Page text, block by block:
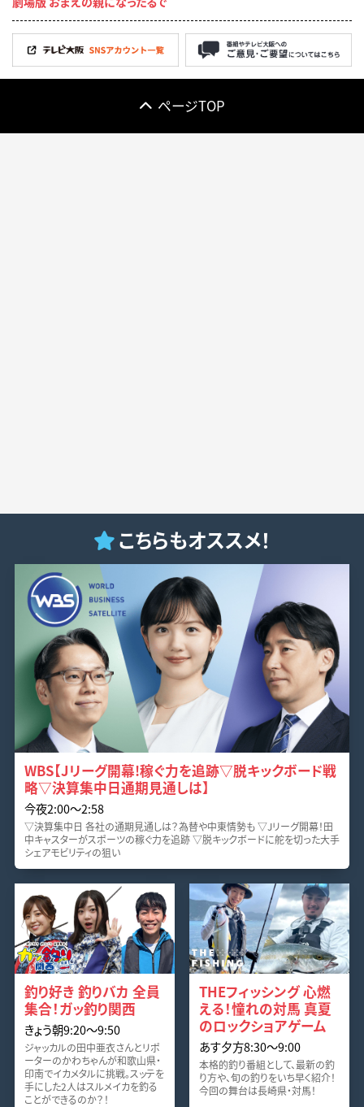
ページTOP
こちらもオススメ！
WBS【Jリーグ開幕!稼ぐ力を追跡▽脱キックボード戦
略▽決算集中日通期見通しは】
今夜2:00〜2:58
▽決算集中日 各社の通期見通しは？為替や中東情勢も ▽Jリーグ開幕！田
中キャスターがスポーツの稼ぐ力を追跡 ▽脱キックボードに舵を切った大手
シェアモビリティの狙い
釣り好き 釣りバカ 全員
集合！ガッ釣り関西
きょう朝9:20〜9:50
ジャッカルの田中亜衣さんとリポ
ーターのかわちゃんが和歌山県・
印南でイカメタルに挑戦。スッテを
手にした2人はスルメイカを釣る
ことができるのか？！
THEフィッシング 心燃
える！憧れの対馬 真夏
のロックショアゲーム
あす夕方8:30〜9:00
本格的釣り番組として、最新の釣
り方や、旬の釣りをいち早く紹介！
今回の舞台は長崎県・対馬！